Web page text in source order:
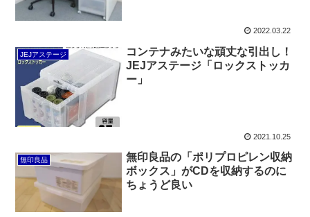
2022.03.22
JEJアステージ
コンテナみたいな頑丈な引出し！
JEJアステージ「ロックストッカ
ー」
2021.10.25
無印良品
無印良品の「ポリプロピレン収納
ボックス」がCDを収納するのに
ちょうど良い